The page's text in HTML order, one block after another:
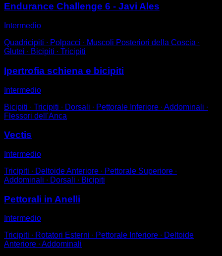
Endurance Challenge 6 - Javi Ales
Intermedio
Quadricipiti ∙ Polpacci ∙ Muscoli Posteriori della Coscia ∙
Glutei ∙ Bicipiti ∙ Tricipiti
Ipertrofia schiena e bicipiti
Intermedio
Bicipiti ∙ Tricipiti ∙ Dorsali ∙ Pettorale Inferiore ∙ Addominali ∙
Flessori dell'Anca
Vectis
Intermedio
Tricipiti ∙ Deltoide Anteriore ∙ Pettorale Superiore ∙
Addominali ∙ Dorsali ∙ Bicipiti
Pettorali in Anelli
Intermedio
Tricipiti ∙ Rotatori Esterni ∙ Pettorale Inferiore ∙ Deltoide
Anteriore ∙ Addominali